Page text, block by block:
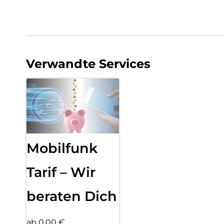
Verwandte Services
Mobilfunk
Tarif – Wir
beraten Dich